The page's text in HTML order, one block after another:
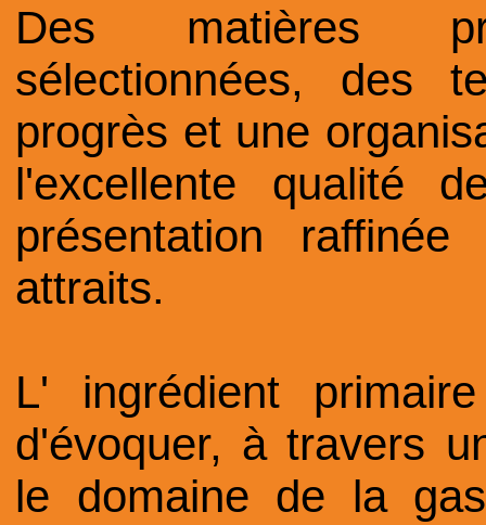
Des matières
sélectionnées, des
progrès et une
l'excellente qualité
présentation
attraits.
L' ingrédient
d'évoquer, à travers
le domaine de la